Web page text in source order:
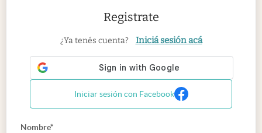
Registrate
¿Ya tenés cuenta? Iniciá sesión acá
Iniciar sesión con Facebook
Nombre*